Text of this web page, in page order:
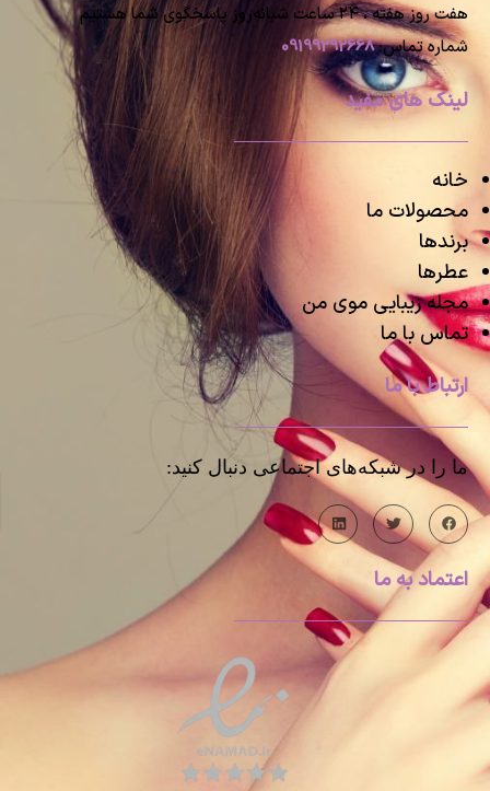
هفت روز هفته ، ۲۴ ساعت شبانه‌روز پاسخگوی شما هستیم
شماره تماس:09199292668
لینک های مفید
خانه
محصولات ما
برندها
عطرها
مجله زیبایی موی من
تماس با ما
ارتباط با ما
ما را در شبکه‌های اجتماعی دنبال کنید:
اعتماد به ما